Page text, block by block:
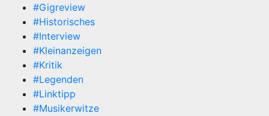
#Gigreview
#Historisches
#Interview
#Kleinanzeigen
#Kritik
#Legenden
#Linktipp
#Musikerwitze